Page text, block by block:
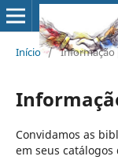
Início / Informação
Convidamos as
em seus